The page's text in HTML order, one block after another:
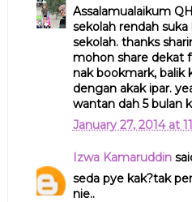
Assalamualaikum
sekolah rendah
sekolah. thanks
mohon share dekat
nak bookmark, balik
dengan akak ipar.
wantan dah 5 bulan
January 27, 2014 at
Izwa Kamaruddin
seda pye kak?tak
nie..